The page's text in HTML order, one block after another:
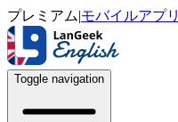
プレミアム|モバイルアプリ
Toggle navigation